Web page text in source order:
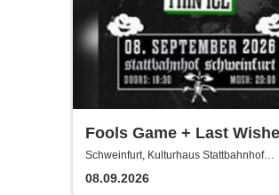
Fools Game + Last
Gimme Some Action
Schweinfurt, Kulturhaus Stattbahnhof
Schweinfurt
08.09.2026